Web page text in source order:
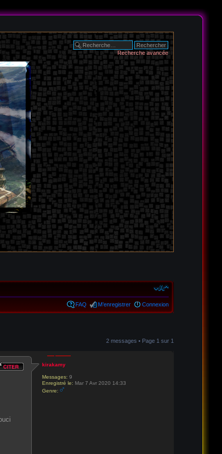
Recherche avancée
FAQ M’enregistrer Connexion
2 messages • Page 1 sur 1
kirakamy
Messages: 9
Enregistré le: Mar 7 Avr 2020 14:33
Genre: